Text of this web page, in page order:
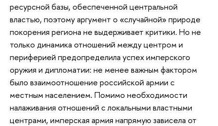
ресурсной базы, обеспеченной центральной
властью, поэтому аргумент о «случайной» природе
покорения региона не выдерживает критики. Но не
только динамика отношений между центром и
периферией предопределила успех имперского
оружия и дипломатии: не менее важным фактором
было взаимоотношение российской армии с
местным населением. Помимо необходимости
налаживания отношений с локальными властными
центрами, имперская армия напрямую зависела от